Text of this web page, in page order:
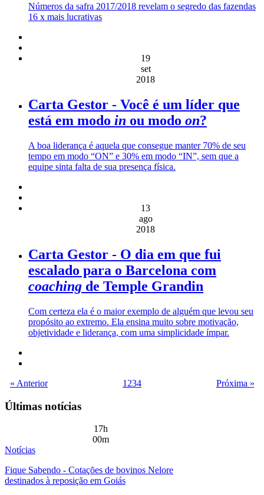
Números da safra 2017/2018 revelam o segredo das fazendas
16 x mais lucrativas
19
set
2018
Carta Gestor - Você é um líder que
está em modo in ou modo on?
A boa liderança é aquela que consegue manter 70% de seu
tempo em modo “ON” e 30% em modo “IN”, sem que a
equipe sinta falta de sua presença física.
13
ago
2018
Carta Gestor - O dia em que fui
escalado para o Barcelona com
coaching de Temple Grandin
Com certeza ela é o maior exemplo de alguém que levou seu
propósito ao extremo. Ela ensina muito sobre motivação,
objetividade e liderança, com uma simplicidade ímpar.
« Anterior 1 234 Próxima »
Últimas notícias
17h
00m
Notícias
Fique Sabendo - Cotações de bovinos Nelore
destinados à reposição em Goiás